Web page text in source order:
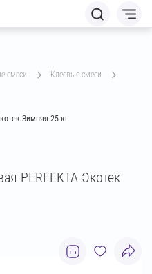
смеси клеевые смеси
Зимняя 25 кг
PERFEKTA Экотек